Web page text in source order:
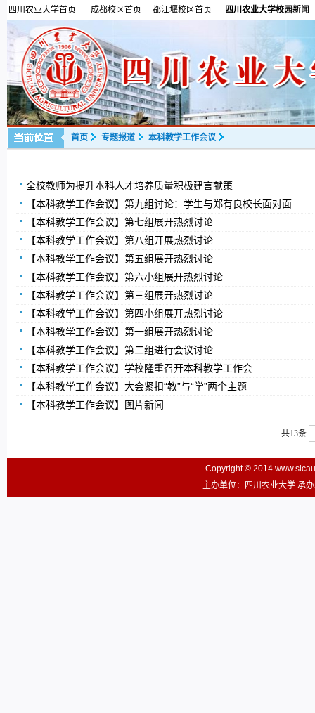
四川农业大学首页 成都校区首页 都江堰校区首页 四川农业大学校园新闻
首页 专题报道 本科教学工作会议
全校教师为提升本科人才培养质量积极建言献策
【本科教学工作会议】第九组讨论：学生与郑有良校长面对面
【本科教学工作会议】第七组展开热烈讨论
【本科教学工作会议】第八组开展热烈讨论
【本科教学工作会议】第五组展开热烈讨论
【本科教学工作会议】第六小组展开热烈讨论
【本科教学工作会议】第三组展开热烈讨论
【本科教学工作会议】第四小组展开热烈讨论
【本科教学工作会议】第一组展开热烈讨论
【本科教学工作会议】第二组进行会议讨论
【本科教学工作会议】学校隆重召开本科教学工作会
【本科教学工作会议】大会紧扣“教”与“学”两个主题
【本科教学工作会议】图片新闻
共13条
Copyright © 2014
主办单位：四川农业大学 承